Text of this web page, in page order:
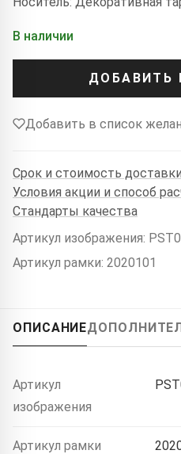
В наличии
ДОБАВИТЬ
Добавить в список
Срок и стоимость доставки
Условия акции и способ
Стандарты качества
Артикул изображения:
Артикул рамки: 2020101
ОПИСАНИЕ
Артикул
изображения
Артикул рамки